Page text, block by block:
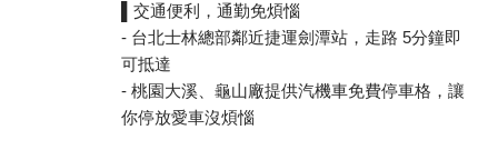
▌交通便利，通勤免煩惱
- 台北士林總部鄰近捷運劍潭站，走路 5分鐘即
可抵達
- 桃園大溪、龜山廠提供汽機車免費停車格，讓
你停放愛車沒煩惱